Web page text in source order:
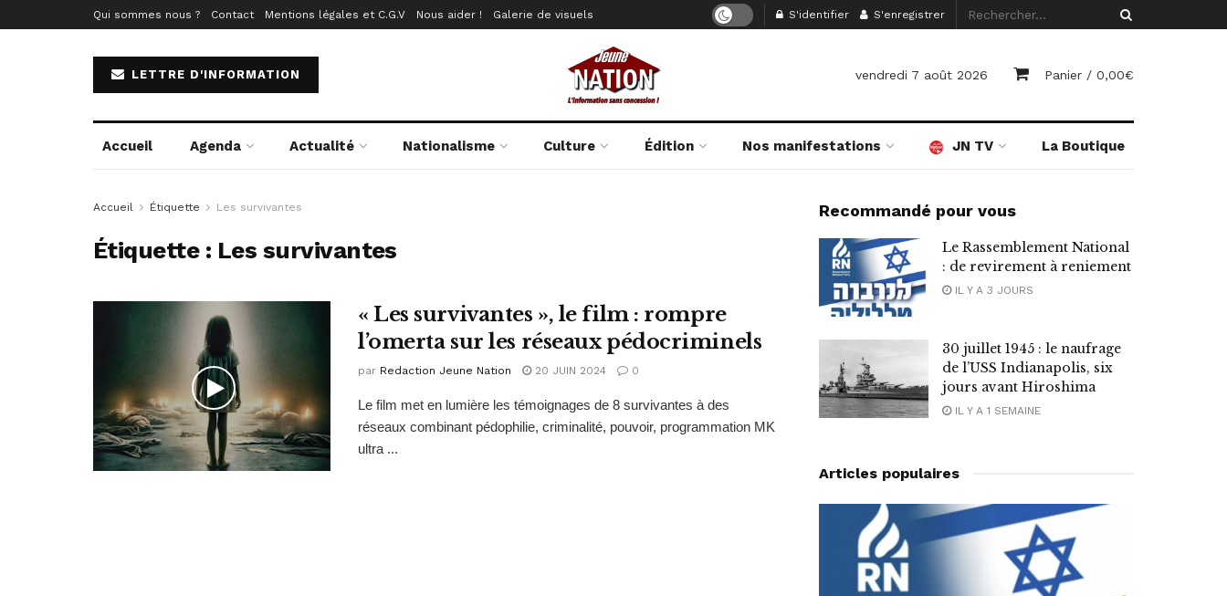
Qui sommes nous ? Contact Mentions légales et C.G.V Nous aider ! Galerie de visuels S'identifier S'enregistrer
LETTRE D'INFORMATION vendredi 7 août 2026 Panier / 0,00€
Accueil Agenda Actualité Nationalisme Culture Édition Nos manifestations JN TV La Boutique
Accueil Étiquette Les survivantes
Étiquette : Les survivantes
« Les survivantes », le film : rompre
l’omerta sur les réseaux pédocriminels
par Redaction Jeune Nation 20 JUIN 2024 0
Le film met en lumière les témoignages de 8 survivantes à des
réseaux combinant pédophilie, criminalité, pouvoir, programmation MK
ultra ...
Recommandé pour vous
Le Rassemblement National
: de revirement à reniement
IL Y A 3 JOURS
30 juillet 1945 : le naufrage
de l’USS Indianapolis, six
jours avant Hiroshima
IL Y A 1 SEMAINE
Articles populaires